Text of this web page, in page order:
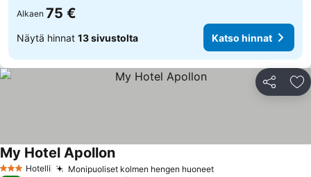
Alkaen 75 €
Näytä hinnat 13 sivustolta Katso hinnat
Jaa
3 Tähtiluokitus
Hotelli Monipuoliset kolmen hengen huoneetKatso hinnat
My Hotel ApollonKatso hinnat